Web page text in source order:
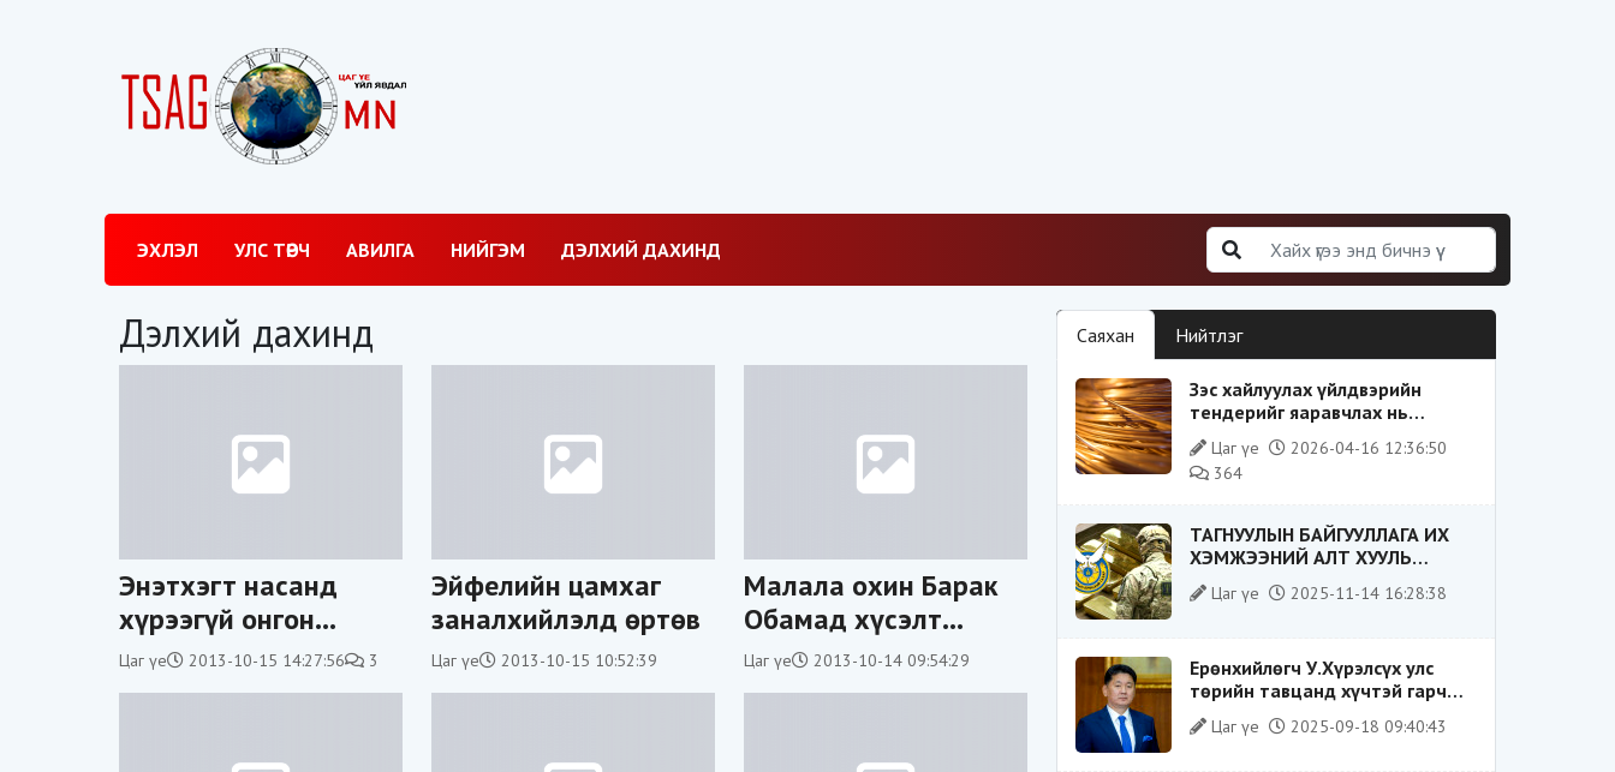
ЭХЛЭЛ УЛС ТӨРЧ АВИЛГА НИЙГЭМ ДЭЛХИЙ ДАХИНД
Дэлхий дахинд
Энэтхэгт насанд
хүрээгүй онгон
охидыг хуулийн
дагуу худалдаалдаг
Цаг үе 2013-10-15 14:27:56 3
Эйфелийн цамхаг
заналхийлэлд өртөв
Цаг үе 2013-10-15 10:52:39
Малала охин Барак
Обамад хүсэлт
тавьжээ
Цаг үе 2013-10-14 09:54:29
Саяхан Нийтлэг
Зэс хайлуулах үйлдвэрийн
тендерийг яаравчлах нь
“Үндэсний аюулгүй байдал“-д
эрсдэлтэй юу?
Цаг үе
2026-04-16 12:36:50
364
ТАГНУУЛЫН БАЙГУУЛЛАГА ИХ
ХЭМЖЭЭНИЙ АЛТ ХУУЛЬ
БУСААР ХИЛЭЭР ГАРГАХ ГЭЖ
БАЙСАН ҮЙЛДЛИЙГ ТАСЛАН
Цаг үе 2025-11-14 16:28:38
Ерөнхийлөгч У.Хүрэлсүх улс
төрийн тавцанд хүчтэй гарч
ирэхдээ өөрийгөө шударга
ёсны төлөө тэмцэгч, “хуучин
Цаг үе 2025-09-18 09:40:43